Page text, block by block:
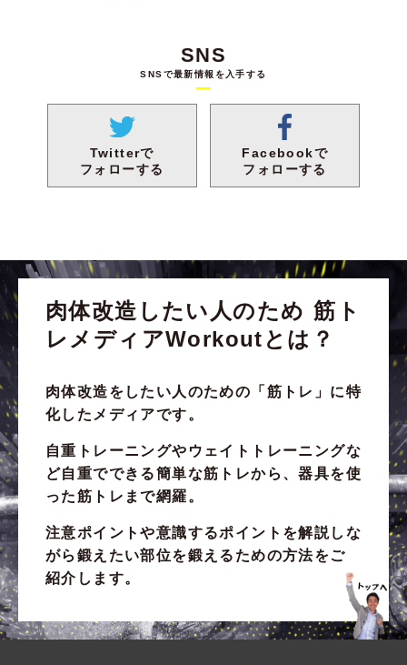
SNS
SNSで最新情報を入手する
Twitterで
フォローする
Facebookで
フォローする
肉体改造したい人のため 筋ト
レメディアWorkoutとは？
肉体改造をしたい人のための 「筋トレ」 に特
化したメディアです。
自重トレーニングや ウェイトトレーニングな
ど自重でできる簡単な筋トレから、器具を使
った筋トレまで網羅。
注意ポイントや意識するポイントを解説しな
がら 鍛えたい部位を鍛えるための方法をご
紹介します。